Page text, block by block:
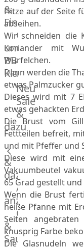
Manufaktur
Bratwurstsets
&
Toppings
Hackfleisch
Aufschnitt
&
Schinken
&
Fingerfood
Grill-
und
BBQ-
Klassiker
Beilagen
Brot
&
Brötchen
Brot
Burger
Buns
&
Hot
Dog
Brötchen
Desserts
Neu
Sale
&
dazu
&
dazu
Alle
anzeigen
Gewürze
&
Saucen
Hitze auf der Seite
abseihen.
Wir schneiden die
Koriander mit
Würfelchen.
Dann werden die
etwas Palmzucker
Dieses wird mit 7
etwas gehackten
Die Brust vom
Fettteilen befreit,
und mit Pfeffer und
Diese wird mit
Vakuumbeutel
65 Grad gestellt
Wenn die Brust
heiße Pfanne mit
Seiten
knusprig Farbe
Die Glasnudeln